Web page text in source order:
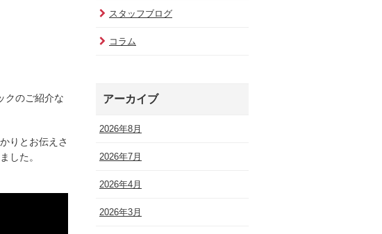
クのご紹介な
りとお伝えさ
した。
スタッフブログ
コラム
アーカイブ
2026年8月
2026年7月
2026年4月
2026年3月